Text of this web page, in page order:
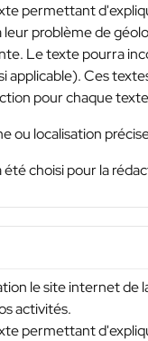
permettant
problème de
Le texte pourra
applicable). Ces
pour chaque
ou localisation
choisi pour la
le site internet de
activités.
permettant